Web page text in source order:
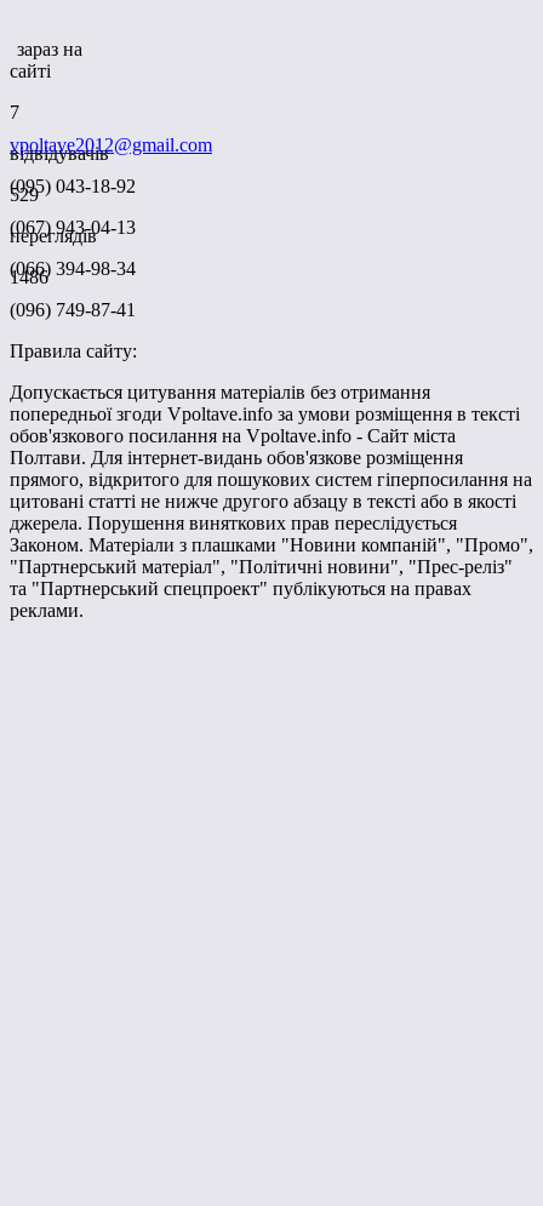
зараз на
сайті
7
відвідувачів
529
переглядів
1486
vpoltave2012@gmail.com
(095) 043-18-92
(067) 943-04-13
(066) 394-98-34
(096) 749-87-41
Правила сайту:
Допускається цитування матеріалів без отримання
попередньої згоди Vpoltave.info за умови розміщення в тексті
обов'язкового посилання на Vpoltave.info - Сайт міста
Полтави. Для інтернет-видань обов'язкове розміщення
прямого, відкритого для пошукових систем гіперпосилання на
цитовані статті не нижче другого абзацу в тексті або в якості
джерела. Порушення виняткових прав переслідується
Законом. Матеріали з плашками "Новини компаній", "Промо",
"Партнерський матеріал", "Політичні новини", "Прес-реліз"
та "Партнерський спецпроект" публікуються на правах
реклами.